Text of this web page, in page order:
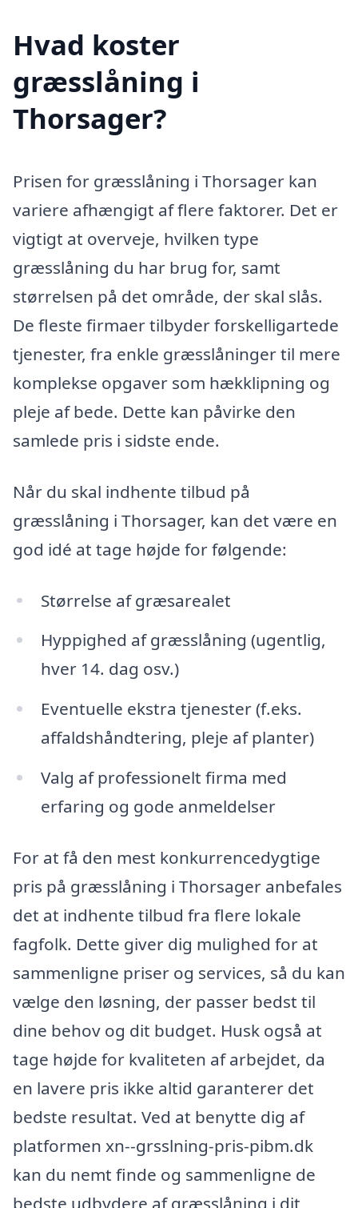
Hvad koster
græsslåning i
Thorsager?
Prisen for græsslåning i Thorsager kan
variere afhængigt af flere faktorer. Det er
vigtigt at overveje, hvilken type
græsslåning du har brug for, samt
størrelsen på det område, der skal slås.
De fleste firmaer tilbyder forskelligartede
tjenester, fra enkle græsslåninger til mere
komplekse opgaver som hækklipning og
pleje af bede. Dette kan påvirke den
samlede pris i sidste ende.
Når du skal indhente tilbud på
græsslåning i Thorsager, kan det være en
god idé at tage højde for følgende:
Størrelse af græsarealet
Hyppighed af græsslåning (ugentlig,
hver 14. dag osv.)
Eventuelle ekstra tjenester (f.eks.
affaldshåndtering, pleje af planter)
Valg af professionelt firma med
erfaring og gode anmeldelser
For at få den mest konkurrencedygtige
pris på græsslåning i Thorsager anbefales
det at indhente tilbud fra flere lokale
fagfolk. Dette giver dig mulighed for at
sammenligne priser og services, så du kan
vælge den løsning, der passer bedst til
dine behov og dit budget. Husk også at
tage højde for kvaliteten af arbejdet, da
en lavere pris ikke altid garanterer det
bedste resultat. Ved at benytte dig af
platformen xn--grsslning-pris-pibm.dk
kan du nemt finde og sammenligne de
bedste udbydere af græsslåning i dit